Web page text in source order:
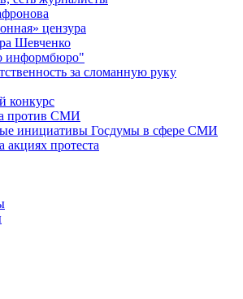
цензура
Шевченко
информбюро"
за сломанную руку
конкурс
против СМИ
инициативы Госдумы в сфере СМИ
протеста